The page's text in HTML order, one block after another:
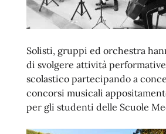
Solisti, gruppi ed orchestra
di svolgere attività
scolastico partecipando a
concorsi musicali
per gli studenti delle Scuole